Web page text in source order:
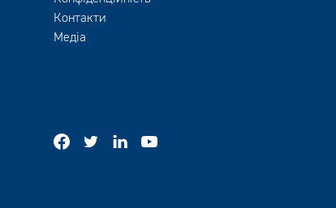
Контакти
Медіа
facebooktwitter linkedinyoutube